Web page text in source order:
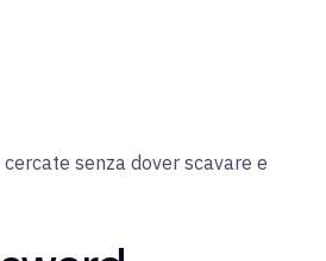
senza dover scavare e